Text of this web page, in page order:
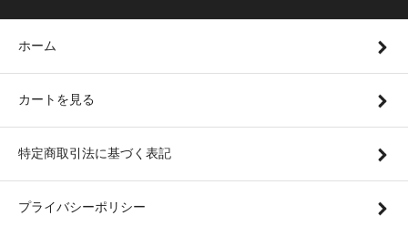
ホーム
カートを見る
特定商取引法に基づく表記
プライバシーポリシー